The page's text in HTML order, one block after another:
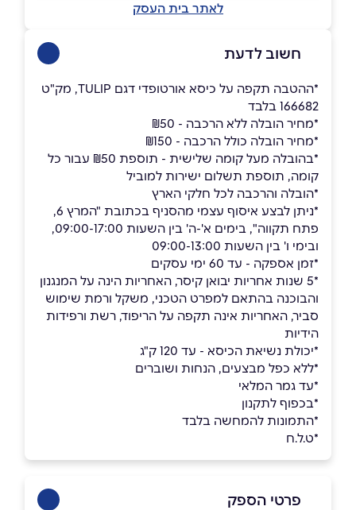
לאתר בית העסק
חשוב לדעת
*ההטבה תקפה על כיסא אורטופדי דגם TULIP, מק"ט
166682 בלבד
*מחיר הובלה ללא הרכבה - ₪50
*מחיר הובלה כולל הרכבה - ₪150
*בהובלה מעל קומה שלישית - תוספת ₪50 עבור כל
קומה, תוספת תשלום ישירות למוביל
*הובלה והרכבה לכל חלקי הארץ
*ניתן לבצע איסוף עצמי מהסניף בכתובת "המרץ 6,
פתח תקווה", בימים א'-ה' בין השעות 09:00-17:00,
ובימי ו' בין השעות 09:00-13:00
*זמן אספקה - עד 60 ימי עסקים
*5 שנות אחריות יבואן קיסר, האחריות הינה על המנגנון
והבוכנה בהתאם למפרט הטכני, משקל ורמת שימוש
סביר, האחריות אינה תקפה על הריפוד, רשת ורפידות
הידיות
*יכולת נשיאת הכיסא - עד 120 ק"ג
*ללא כפל מבצעים, הנחות ושוברים
*עד גמר המלאי
*בכפוף לתקנון
*התמונות להמחשה בלבד
*ט.ל.ח
פרטי הספק